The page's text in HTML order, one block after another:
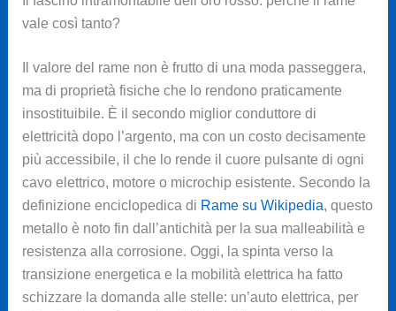
vale così tanto?
Il valore del rame non è frutto di una moda passeggera,
ma di proprietà fisiche che lo rendono praticamente
insostituibile. È il secondo miglior conduttore di
elettricità dopo l’argento, ma con un costo decisamente
più accessibile, il che lo rende il cuore pulsante di ogni
cavo elettrico, motore o microchip esistente. Secondo la
definizione enciclopedica di Rame su Wikipedia, questo
metallo è noto fin dall’antichità per la sua malleabilità e
resistenza alla corrosione. Oggi, la spinta verso la
transizione energetica e la mobilità elettrica ha fatto
schizzare la domanda alle stelle: un’auto elettrica, per